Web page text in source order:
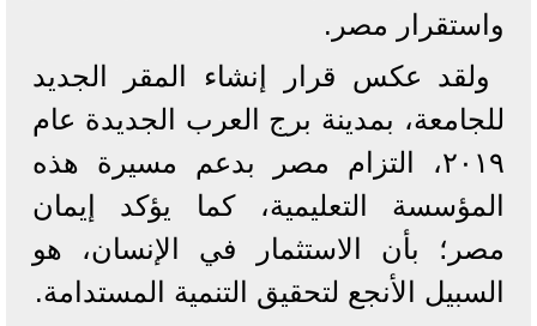
واستقرار مصر.
ولقد عكس قرار إنشاء المقر الجديد
للجامعة، بمدينة برج العرب الجديدة عام
۲۰۱۹، التزام مصر بدعم مسيرة هذه
المؤسسة التعليمية، كما يؤكد إيمان
مصر؛ بأن الاستثمار في الإنسان، هو
السبيل الأنجع لتحقيق التنمية المستدامة.